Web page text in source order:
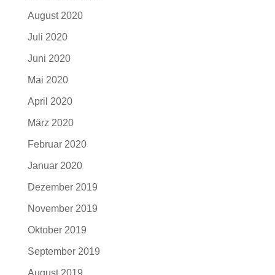
August 2020
Juli 2020
Juni 2020
Mai 2020
April 2020
März 2020
Februar 2020
Januar 2020
Dezember 2019
November 2019
Oktober 2019
September 2019
August 2019